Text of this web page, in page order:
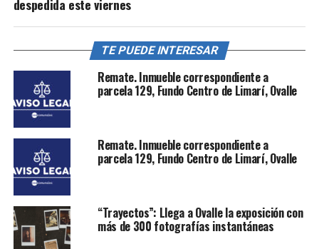
despedida este viernes
TE PUEDE INTERESAR
Remate. Inmueble correspondiente a
parcela 129, Fundo Centro de Limarí, Ovalle
Remate. Inmueble correspondiente a
parcela 129, Fundo Centro de Limarí, Ovalle
“Trayectos”: Llega a Ovalle la exposición con
más de 300 fotografías instantáneas